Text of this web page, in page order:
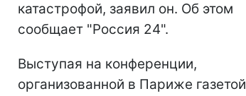
катастрофой, заявил он. Об этом
сообщает "Россия 24".
Выступая на конференции,
организованной в Париже газетой